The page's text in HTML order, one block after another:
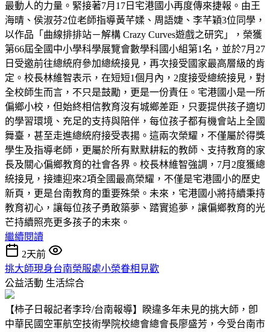
最動人的力量。緊接著7月17日宅港國小再度傳來捷報。由王
海晴、侯淑芬2位老師指導黃芊媃、周語婕、李芊穎3位同學，
以作品「曲線排排站－解構 Crazy Curves遊戲之研究」，榮獲
第66屆全國中小學科學展覽會數學科國小組第1名，並於7月27
日受邀前往總統府參加總統接見，再次接受國家最高層級的肯
定。校長林維智表示，在短短1個月內，2度接受總統接見，對
全校師生而言，不只是鼓勵，更是一份責任。宅港國小是一所
偏鄉小校，但始終相信教育沒有城鄉差距，只要提供孩子適切
的學習環境、充足的支持與陪伴，每位孩子都有機會站上全國
舞臺，甚至走進總統府接受表揚。這兩次榮耀，不僅屬於得獎
學生及指導老師，更屬於所有默默耕耘的教師、支持教育的家
長及關心偏鄉教育的社會各界。校長林維智強調，7月2度獲總
統接見，接連迎來2項全國最高榮耀，不僅是宅港國小的歷史
新頁，更是台南教育的重要殊榮。未來，宅港國小將持續秉持
教育初心，讓每位孩子勇敢築夢、踏實追夢，讓偏鄉教育的光
芒持續照亮更多孩子的未來。
繼續閱讀
2天前
挑大師現身台南榮服處小榮眷相見歡
公益活動 生活綜合
【柿子日報記者李玲/台南報導】睽違多年未見的挑大師，卽
中華民國空軍航空技術學院校總會總會長廖盛芳，今受台南市